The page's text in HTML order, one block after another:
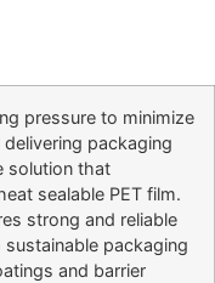
pressure to minimize
packaging
solution that
sealable PET film.
strong and reliable
packaging
and barrier